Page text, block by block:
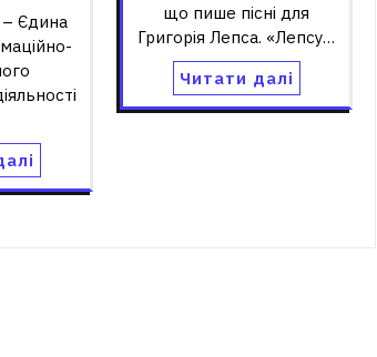
Єдина
що пише пісні для
Григорія Лепса. «Лепсу…
Читати далі